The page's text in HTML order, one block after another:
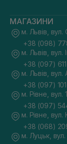
МАГАЗИНИ
м. Львів,
+38 (098)
м. Львів, вул.
+38 (097)
м. Львів,
+38 (097)
м. Рівне, вул.
+38 (097)
м. Рівне, вул.
+38 (068)
м. Луцьк,